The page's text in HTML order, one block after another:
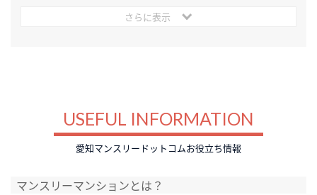
さらに表示
USEFUL INFORMATION
愛知マンスリードットコムお役立ち情報
マンスリーマンションとは？